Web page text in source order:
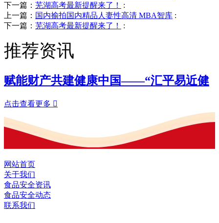
下一篇： 芜湖高考最新提醒来了！
:
上一篇： 国内揄拍国内精品人妻性高清 MBA智库 :
下一篇： 芜湖高考最新提醒来了！ :
推荐资讯
赋能财产共建健康中国——“汇平易近健
点击查看更多 
网站首页
关于我们
食品安全资讯
食品安全动态
联系我们